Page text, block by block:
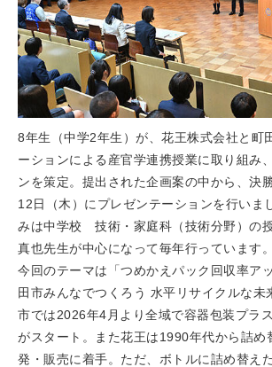
8年生（中学2年生）が、花王株式会社と町
ーションによる産官学連携授業に取り組み
ンを策定。提出された企画案の中から、決
12日（木）にプレゼンテーションを行いま
みは中学校 技術・家庭科（技術分野）の
真也先生が中心になって毎年行っています。
今回のテーマは「つめかえパック回収率ア
田市みんなでつくろう 水平リサイクルな未
市では2026年4月より全域で容器包装プラ
がスタート。また花王は1990年代から詰め
発・販売に着手。ただ、ボトルに詰め替え